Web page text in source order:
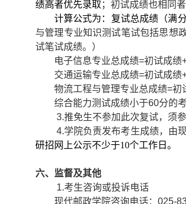
绩高者优先录取 ； 初试成绩也相同者
计算公式为： 复试总成绩 （满分
与管理专业知识测试笔试包括思想
试笔试成绩。）
电子信息专业总成绩=初试成绩
交通运输专业总成绩=初试成绩
物流工程与管理专业总成绩=初
综合能力测试成绩小于60分的
3.推免生不参加此次复试，须
4.学院负责发布考生成绩，由
研招网
上公示不少于10个工作日。
六、监督及其他
1.考生咨询或投诉电话
现代邮政学院咨询电话： 025-